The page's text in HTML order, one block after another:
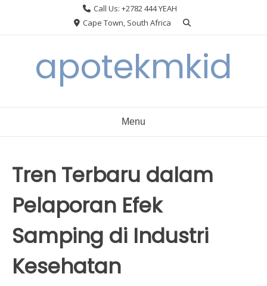
Call Us: +2782 444 YEAH
Cape Town, South Africa
apotekmkid
Menu
Tren Terbaru dalam
Pelaporan Efek
Samping di Industri
Kesehatan